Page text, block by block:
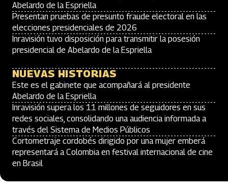
Abelardo de la Espriella
Presentan pruebas de presunto fraude electoral en las
elecciones presidenciales de 2026
Inravisión tuvo disposición para transmitir la posesión
presidencial de Abelardo de la Espriella
NUEVAS HISTORIAS
Este es el gabinete que acompañará al presidente
Abelardo de la Espriella
Inravisión supera los 11 millones de seguidores en sus
redes sociales, consolidando una audiencia informada a
través del Sistema de Medios Públicos
Cortometraje cordobés dirigido por una mujer emberá
representará a Colombia en festival internacional de cine
en Brasil